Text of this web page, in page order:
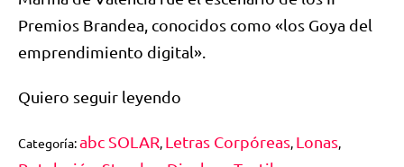
Premios Brandea, conocidos como «los Goya del
emprendimiento digital».
Quiero seguir leyendo
Categoría:abc SOLAR, Letras Corpóreas, Lonas,